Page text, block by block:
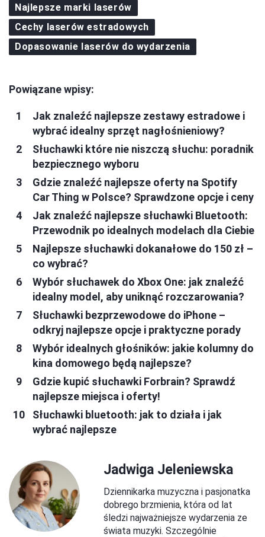
Najlepsze marki laserów
Cechy laserów estradowych
Dopasowanie laserów do wydarzenia
Powiązane wpisy:
Jak znaleźć najlepsze zestawy estradowe i
wybrać idealny sprzęt nagłośnieniowy?
Słuchawki które nie niszczą słuchu: poradnik
bezpiecznego wyboru
Gdzie znaleźć najlepsze oferty na Spotify
Car Thing w Polsce? Sprawdzone opcje i ceny
Jak znaleźć najlepsze słuchawki Bluetooth:
Przewodnik po idealnych modelach dla Ciebie
Najlepsze słuchawki dokanałowe do 150 zł –
co wybrać?
Wybór słuchawek do Xbox One: jak znaleźć
idealny model, aby uniknąć rozczarowania?
Słuchawki bezprzewodowe do iPhone –
odkryj najlepsze opcje i praktyczne porady
Wybór idealnych głośników: jakie kolumny do
kina domowego będą najlepsze?
Gdzie kupić słuchawki Forbrain? Sprawdź
najlepsze miejsca i oferty!
Słuchawki bluetooth: jak to działa i jak
wybrać najlepsze
Jadwiga Jeleniewska
Dziennikarka muzyczna i pasjonatka
dobrego brzmienia, która od lat
śledzi najważniejsze wydarzenia ze
świata muzyki. Szczególnie